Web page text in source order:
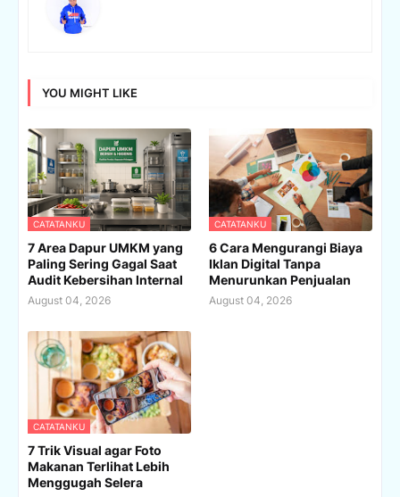
YOU MIGHT LIKE
CATATANKU
7 Area Dapur UMKM yang
Paling Sering Gagal Saat
Audit Kebersihan Internal
August 04, 2026
CATATANKU
6 Cara Mengurangi Biaya
Iklan Digital Tanpa
Menurunkan Penjualan
August 04, 2026
CATATANKU
7 Trik Visual agar Foto
Makanan Terlihat Lebih
Menggugah Selera